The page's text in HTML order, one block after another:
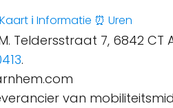
ℹ️ Informatie ⏰ Uren
Teldersstraat 7, 6842 CT
.
van